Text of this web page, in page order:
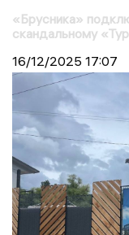
«Брусника»
скандальному
16/12/2025 17:07